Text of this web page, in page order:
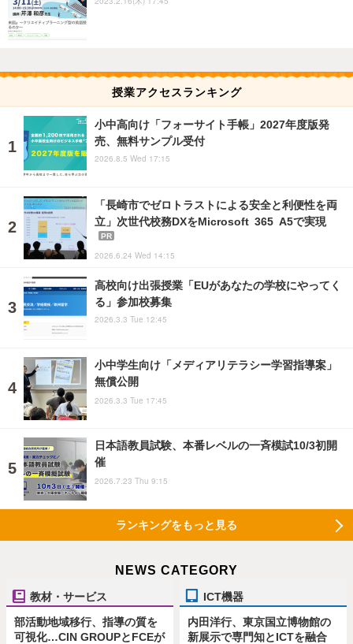
授業アクセスランキング
小中高向け「フォーサイト手帳」2027年度版発
売、無料サンプル受付
2026.8.5 Wed 17:15
「長崎市でゼロトラストによる安全と利便性を両
立」次世代校務DXをMicrosoft 365 A5で実現
PR
2026.6.24 Wed 14:15
高校向け出張授業「EUがあなたの学校にやってく
る」参加校募集
2026.3.3 Tue 12:45
小中学生向け「メディアリテラシー学習指導案」
無償公開
2026.3.3 Tue 17:45
日本語教員試験、本番レベルの一斉模試10/3初開
催
2026.7.23 Thu 9:15
ランキングをもっと見る
NEWS CATEGORY
教材・サービス
部活動地域移行、指導の質を
可視化…CIN GROUPとFCEが
ICT機器
内田洋行、東京国立博物館の
新展示で専門知とICTを融合